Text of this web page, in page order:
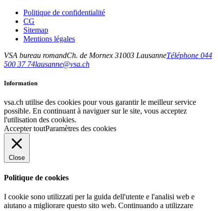
Politique de confidentialité
CG
Sitemap
Mentions légales
VSA bureau romandCh. de Mornex 31003 LausanneTéléphone 044
500 37 74lausanne@vsa.ch
Information
vsa.ch utilise des cookies pour vous garantir le meilleur service
possible. En continuant à naviguer sur le site, vous acceptez
l'utilisation des cookies.
Accepter toutParamètres des cookies
Close
Politique de cookies
I cookie sono utilizzati per la guida dell'utente e l'analisi web e
aiutano a migliorare questo sito web. Continuando a utilizzare